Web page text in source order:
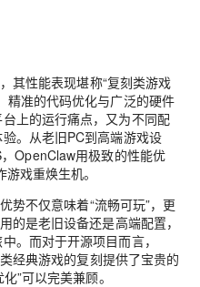
其性能表现堪称“复刻类游戏
准的代码优化与广泛的硬件
上的运行痛点，又为不同配
。从老旧PC到高端游戏设
OpenClaw用极致的性能优
戏重焕生机。
势不仅意味着“流畅可玩”，更
是老旧设备还是高端配置，
。而对于开源项目而言，
经典游戏的复刻提供了宝贵的
”可以完美兼顾。